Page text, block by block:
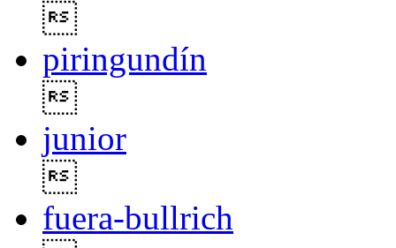
piringundín
junior
fuera-bullrich